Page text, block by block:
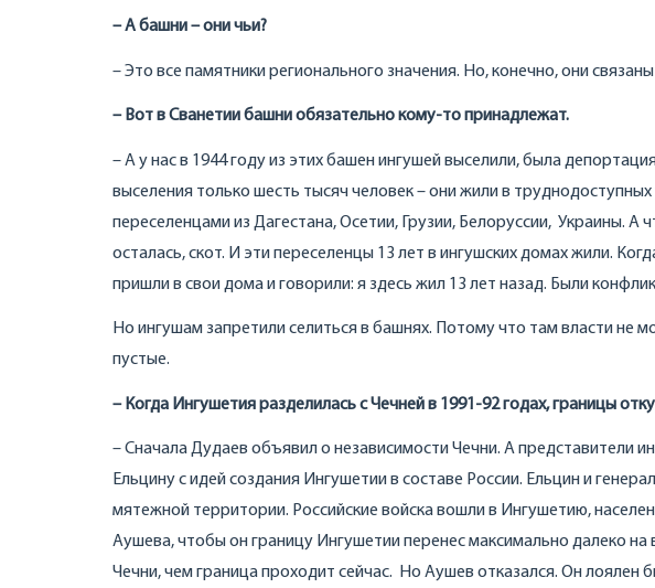
– А башни – они чьи?
– Это все памятники регионального значения. Но, конечно, они
– Вот в Сванетии башни обязательно кому-то принадлежат.
– А у нас в 1944 году из этих башен ингушей выселили, была
выселения только шесть тысяч человек – они жили в
переселенцами из Дагестана, Осетии, Грузии, Белоруссии, Украины. А
осталась, скот. И эти переселенцы 13 лет в ингушских домах жили.
пришли в свои дома и говорили: я здесь жил 13 лет назад. Были
Но ингушам запретили селиться в башнях. Потому что там власти не
пустые.
– Когда Ингушетия разделилась с Чечней в 1991-92 годах, границы
– Сначала Дудаев объявил о независимости Чечни. А представители
Ельцину с идей создания Ингушетии в составе России. Ельцин и
мятежной территории. Российские войска вошли в Ингушетию,
Аушева, чтобы он границу Ингушетии перенес максимально далеко на
Чечни, чем граница проходит сейчас. Но Аушев отказался. Он лоялен